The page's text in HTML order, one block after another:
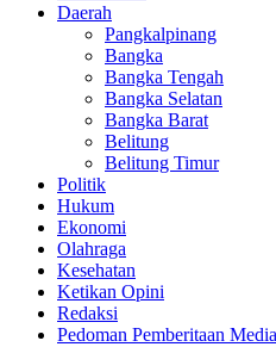
Daerah
Pangkalpinang
Bangka
Bangka Tengah
Bangka Selatan
Bangka Barat
Belitung
Belitung Timur
Politik
Hukum
Ekonomi
Olahraga
Kesehatan
Ketikan Opini
Redaksi
Pedoman Pemberitaan